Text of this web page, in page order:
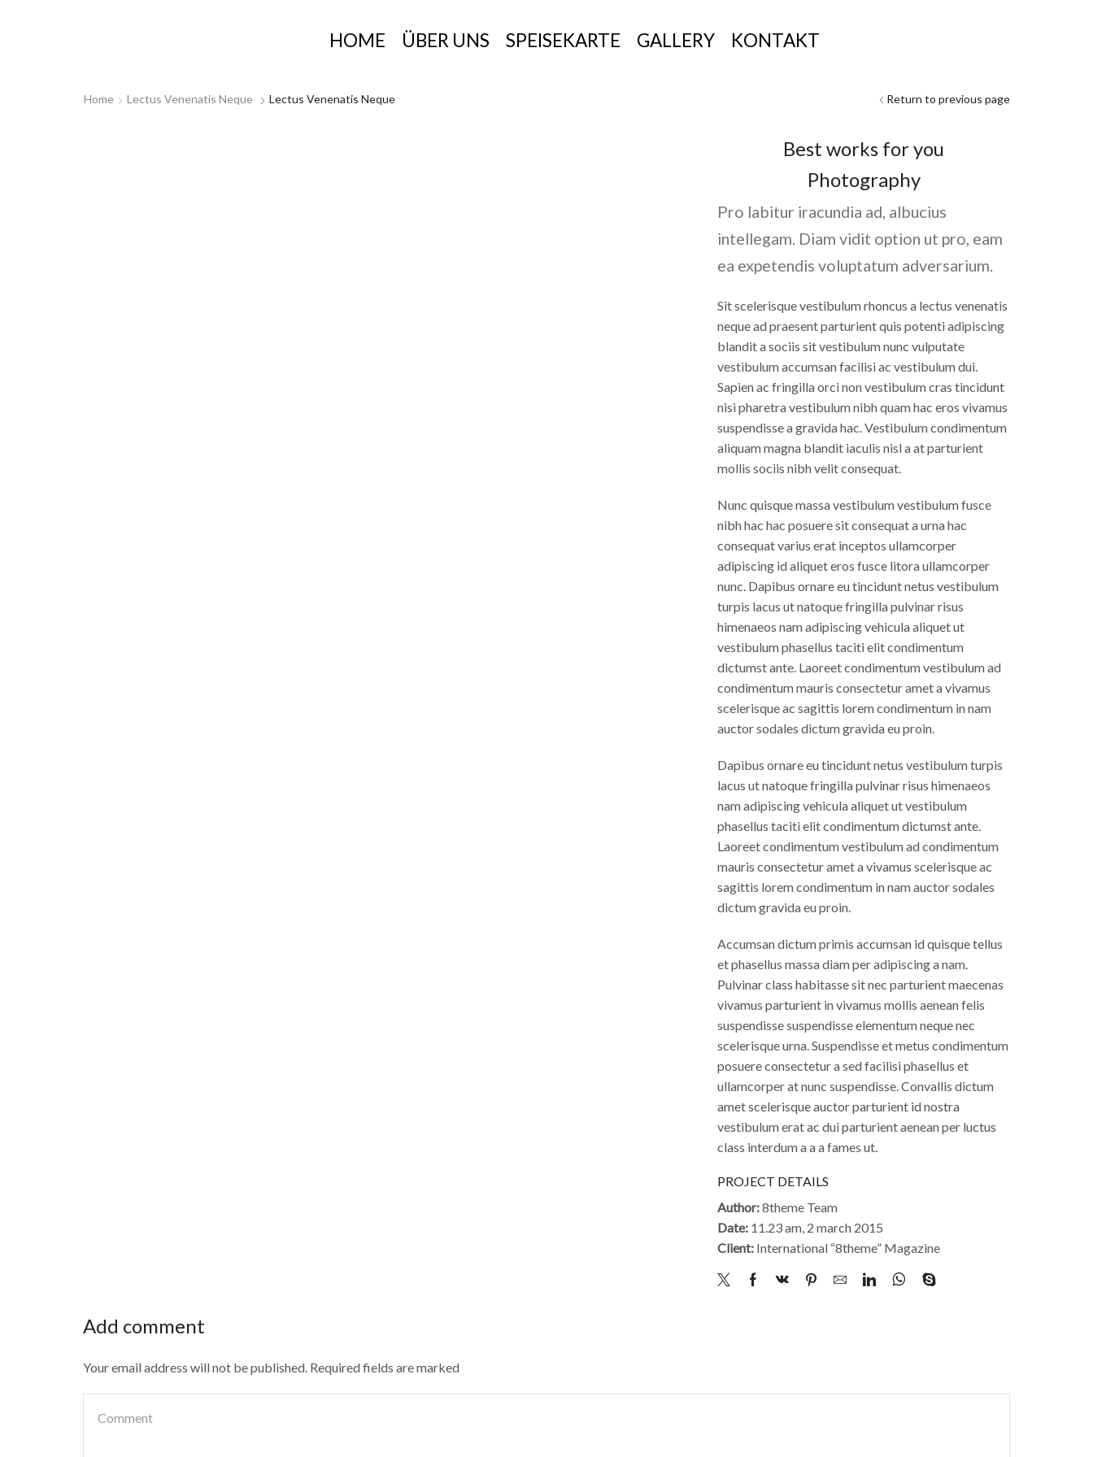
HOME ÜBER UNS SPEISEKARTE GALLERY KONTAKT
Return to previous page
Home Lectus Venenatis Neque Lectus Venenatis Neque
Best works for you
Photography
Pro labitur iracundia ad, albucius
intellegam. Diam vidit option ut pro, eam
ea expetendis voluptatum adversarium.
Sit scelerisque vestibulum rhoncus a lectus venenatis
neque ad praesent parturient quis potenti adipiscing
blandit a sociis sit vestibulum nunc vulputate
vestibulum accumsan facilisi ac vestibulum dui.
Sapien ac fringilla orci non vestibulum cras tincidunt
nisi pharetra vestibulum nibh quam hac eros vivamus
suspendisse a gravida hac. Vestibulum condimentum
aliquam magna blandit iaculis nisl a at parturient
mollis sociis nibh velit consequat.
Nunc quisque massa vestibulum vestibulum fusce
nibh hac hac posuere sit consequat a urna hac
consequat varius erat inceptos ullamcorper
adipiscing id aliquet eros fusce litora ullamcorper
nunc. Dapibus ornare eu tincidunt netus vestibulum
turpis lacus ut natoque fringilla pulvinar risus
himenaeos nam adipiscing vehicula aliquet ut
vestibulum phasellus taciti elit condimentum
dictumst ante. Laoreet condimentum vestibulum ad
condimentum mauris consectetur amet a vivamus
scelerisque ac sagittis lorem condimentum in nam
auctor sodales dictum gravida eu proin.
Dapibus ornare eu tincidunt netus vestibulum turpis
lacus ut natoque fringilla pulvinar risus himenaeos
nam adipiscing vehicula aliquet ut vestibulum
phasellus taciti elit condimentum dictumst ante.
Laoreet condimentum vestibulum ad condimentum
mauris consectetur amet a vivamus scelerisque ac
sagittis lorem condimentum in nam auctor sodales
dictum gravida eu proin.
Accumsan dictum primis accumsan id quisque tellus
et phasellus massa diam per adipiscing a nam.
Pulvinar class habitasse sit nec parturient maecenas
vivamus parturient in vivamus mollis aenean felis
suspendisse suspendisse elementum neque nec
scelerisque urna. Suspendisse et metus condimentum
posuere consectetur a sed facilisi phasellus et
ullamcorper at nunc suspendisse. Convallis dictum
amet scelerisque auctor parturient id nostra
vestibulum erat ac dui parturient aenean per luctus
class interdum a a a fames ut.
PROJECT DETAILS
Author:8theme Team
Date: 11.23 am, 2 march 2015
Client: International “8theme” Magazine
Add comment
Your email address will not be published. Required fields are marked